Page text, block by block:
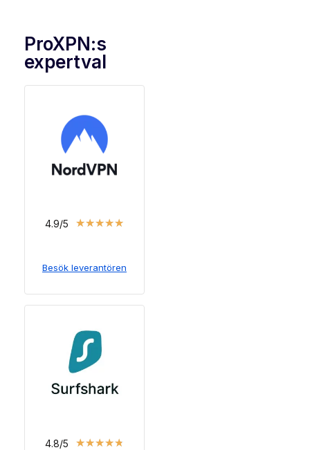
ProXPN:s
expertval
4.9/5 ★★★★★
Besök leverantören
4.8/5 ★★★★★